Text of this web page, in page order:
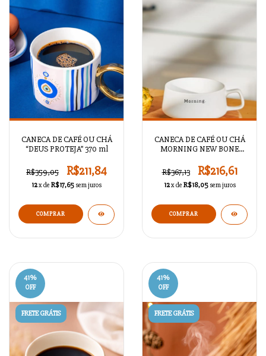
CANECA DE CAFÉ OU CHÁ
“DEUS PROTEJA” 370 ml
R$359,05 R$211,84
12x de R$17,65 sem juros
COMPRAR
CANECA DE CAFÉ OU CHÁ
MORNING NEW BONE
R$367,13
R$216,61
12x de R$18,05 sem juros
41%
OFF
FRETE GRÁTIS
41%
OFF
FRETE GRÁTIS